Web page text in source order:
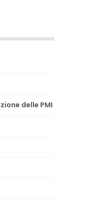
delle PMI